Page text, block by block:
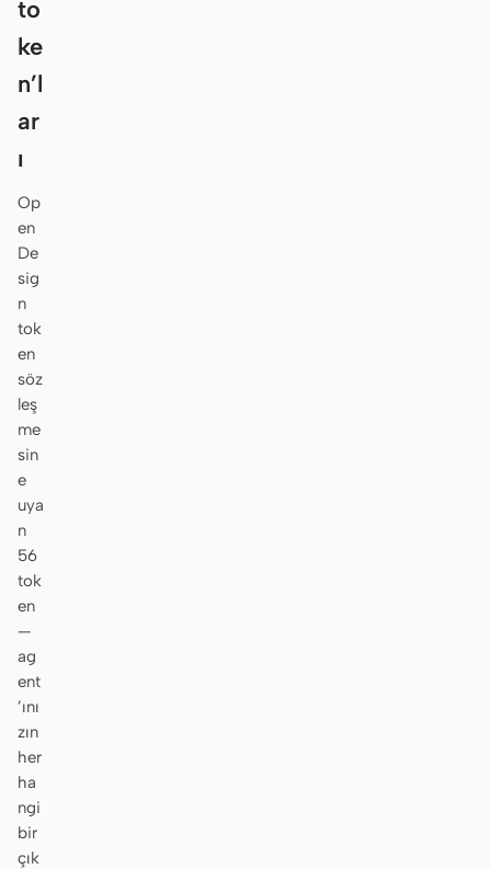
to
ke
n’l
ar
ı
Op
en
De
sig
n
tok
en
söz
leş
me
sin
e
uya
n
56
tok
en
—
ag
ent
’ını
zın
her
ha
ngi
bir
çık